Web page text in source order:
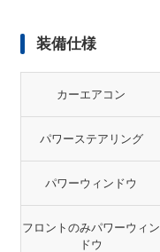
装備仕様
カーエアコン
パワーステアリング
パワーウィンドウ
フロントのみパワーウィン
ドウ